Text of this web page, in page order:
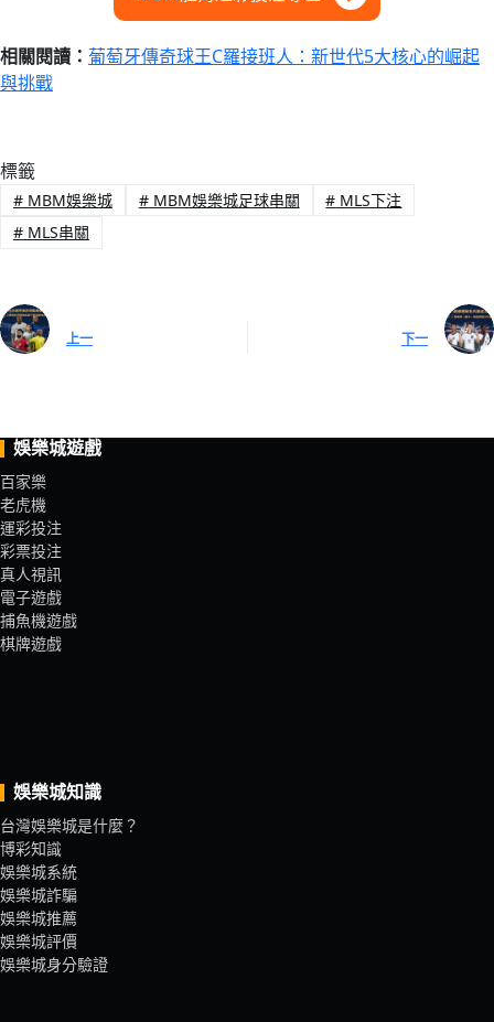
相關閱讀： 葡萄牙傳奇球王C羅接班人：新世代5大核心的崛起
與挑戰
標籤
#MBM娛樂城 #MBM娛樂城足球串關 # MLS下注
#MLS串關
上一 下一
娛樂城遊戲
百家樂
老虎機
運彩投注
彩票投注
真人視訊
電子遊戲
捕魚機遊戲
棋牌遊戲
娛樂城知識
台灣娛樂城是什麼？
博彩知識
娛樂城系統
娛樂城詐騙
娛樂城推薦
娛樂城評價
娛樂城身分驗證